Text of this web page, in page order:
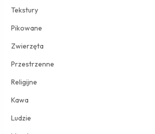
Tekstury
Pikowane
Zwierzęta
Przestrzenne
Religijne
Kawa
Ludzie